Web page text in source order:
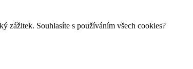
zážitek. Souhlasíte s používáním všech cookies?